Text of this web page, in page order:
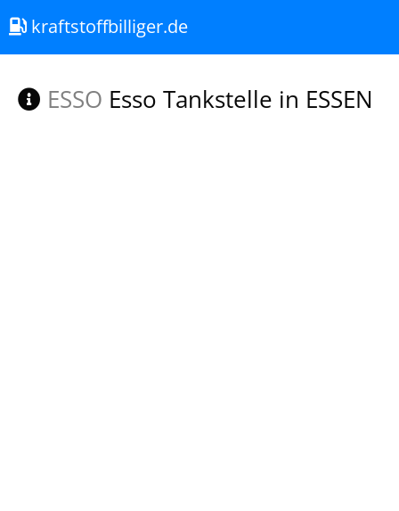
kraftstoffbilliger.de
ESSO Esso Tankstelle in ESSEN